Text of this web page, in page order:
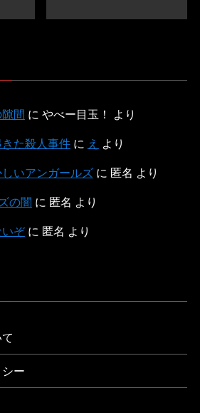
隙間 に やべー目玉！ より
きた殺人事件に え より
しいアンガールズに 匿名 より
の闇 に 匿名 より
いぞに 匿名 より
ー